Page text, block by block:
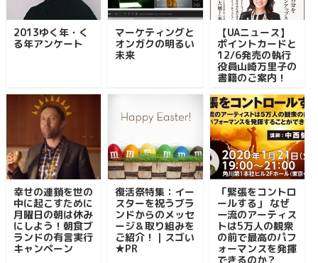
2013ゆく年・く
る年アンケート
マーケティングと
オンガクの明るい
未来
【UAニュース】
ポイントカードと
12/6発売の執行
役員山崎万里子の
書籍のご案内！
幸せの連鎖を世の
中に起こすために
月曜日の朝は休み
にしよう！朝食ブ
ランドの有言実行
キャンペーン
復活祭特集：イー
スターを祝うブラ
ンドからのメッセ
ージ＆取り組みを
ご紹介！｜スゴい
★PR
「緊張をコントロ
ールする」 なぜ
一流のアーティス
トは5万人の観衆
の前で最高のパフ
ォーマンスを発揮
できるのか？